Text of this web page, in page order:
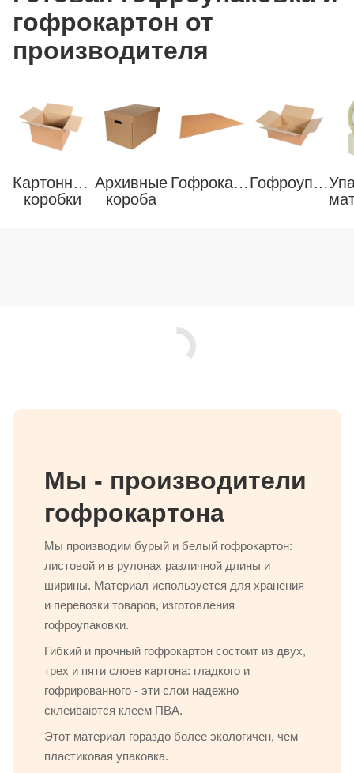
гофрокартон от
производителя
Картонные
коробки
Архивные
короба
Гофрокартон Гофроупаковка
Мы - производители
гофрокартона
Мы производим бурый и белый гофрокартон:
листовой и в рулонах различной длины и
ширины. Материал используется для хранения
и перевозки товаров, изготовления
гофроупаковки.
Гибкий и прочный гофрокартон состоит из двух,
трех и пяти слоев картона: гладкого и
гофрированного - эти слои надежно
склеиваются клеем ПВА.
Этот материал гораздо более экологичен, чем
пластиковая упаковка.